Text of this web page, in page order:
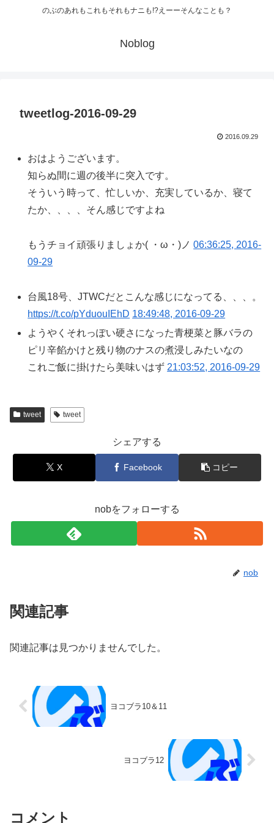
のぶのあれもこれもそれもナニも!?えーーそんなことも？
Noblog
tweetlog-2016-09-29
2016.09.29
おはようございます。
知らぬ間に週の後半に突入です。
そういう時って、忙しいか、充実しているか、寝て
たか、、、、そん感じですよね
もうチョイ頑張りましょか( ・ω・)ノ06:36:25, 2016-
09-29
台風18号、JTWCだとこんな感じになってる、、、。
https://t.co/pYduouIEhD 18:49:48, 2016-09-29
ようやくそれっぽい硬さになった青梗菜と豚バラの
ピリ辛餡かけと残り物のナスの煮浸しみたいなの
これご飯に掛けたら美味いはず 21:03:52, 2016-09-29
tweet tweet
シェアする
X Facebook コピー
nobをフォローする
nob
関連記事
関連記事は見つかりませんでした。
ヨコブラ10＆11
ヨコブラ12
コメント